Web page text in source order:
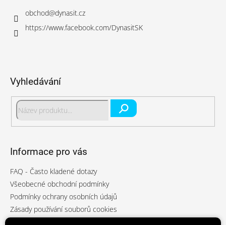
obchod@dynasit.cz
https://www.facebook.com/DynasitSK
Vyhledávání
Informace pro vás
FAQ - Často kladené dotazy
Všeobecné obchodní podmínky
Podmínky ochrany osobních údajů
Zásady používání souborů cookies